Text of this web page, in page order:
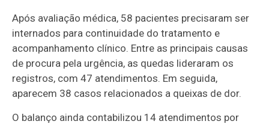
Após avaliação médica, 58 pacientes precisaram ser
internados para continuidade do tratamento e
acompanhamento clínico. Entre as principais causas
de procura pela urgência, as quedas lideraram os
registros, com 47 atendimentos. Em seguida,
aparecem 38 casos relacionados a queixas de dor.
O balanço ainda contabilizou 14 atendimentos por